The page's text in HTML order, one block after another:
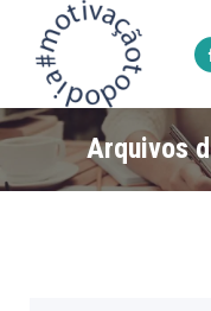
Arquivos